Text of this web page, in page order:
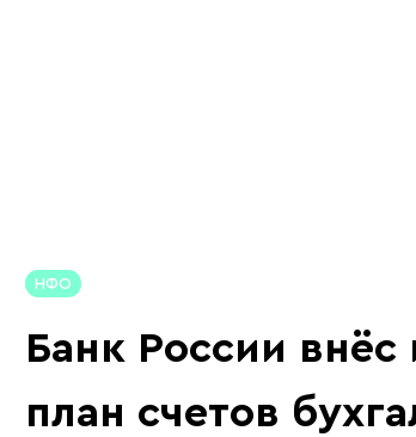
НФО
Банк России внёс
план счетов